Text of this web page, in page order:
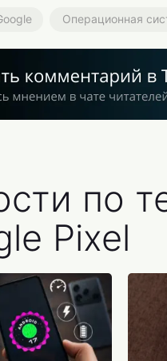
Операционная
по
Pixel